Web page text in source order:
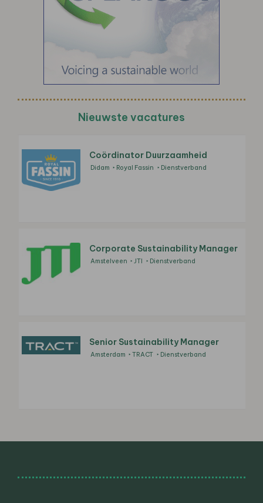
Nieuwste vacatures
Coördinator Duurzaamheid
Didam Royal Fassin Dienstverband
Corporate Sustainability Manager
Amstelveen JTI Dienstverband
Senior Sustainability Manager
Amsterdam TRACT Dienstverband